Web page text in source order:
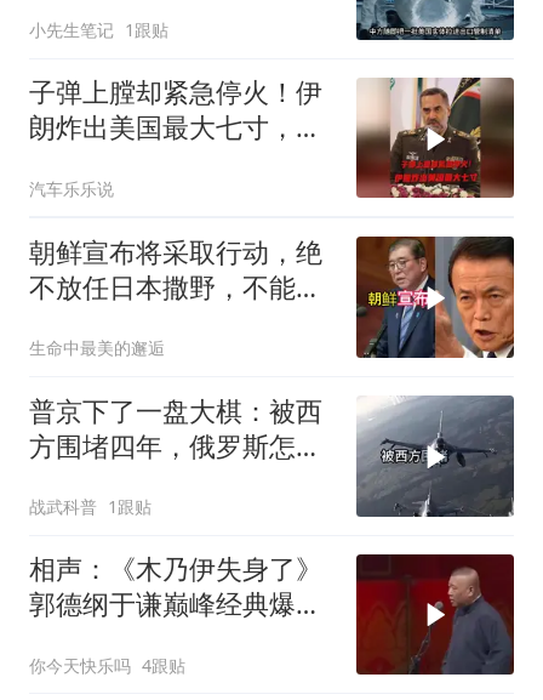
小先生笔记 1跟贴
子弹上膛却紧急停火！伊
朗炸出美国最大七寸，特
汽车乐乐说
朝鲜宣布将采取行动，绝
不放任日本撒野，不能让
生命中最美的邂逅
普京下了一盘大棋：被西
方围堵四年，俄罗斯怎么
战武科普 1跟贴
相声：《木乃伊失身了》
郭德纲于谦巅峰经典爆笑
你今天快乐吗 4跟贴